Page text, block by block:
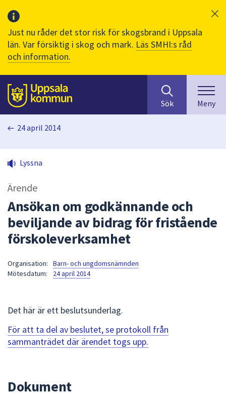
Just nu råder det stor risk för skogsbrand i Uppsala
län. Var försiktig i skog och mark. Läs SMHI:s råd
och information.
Till sidans
huvudinnehåll
efter
innehåll
på
sökfältet
kommer
sökförslag
att
navigera
mellan
Sök Meny
24 april 2014
Lyssna
Ärende
Ansökan om godkännande och
beviljande av bidrag för fristående
förskoleverksamhet
Organisation:
Barn- och ungdomsnämnden
Mötesdatum:
24 april 2014
Det här är ett beslutsunderlag.
För att ta del av beslutet, se protokoll från
sammanträdet där ärendet togs upp.
Dokument